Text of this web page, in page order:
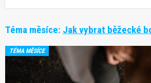
Téma měsíce: Jak vybrat běžecké
TÉMA MĚSÍCE